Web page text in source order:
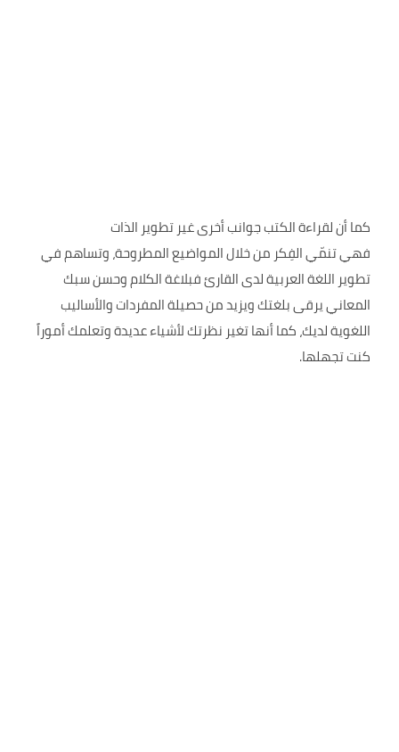
كما أن لقراءة الكتب جوانب أخرى غير تطوير الذات
فهي تنمّي الفِكر من خلال المواضيع المطروحة، وتساهم في
تطوير اللغة العربية لدى القارئ فبلاغة الكلام وحسن سبك
المعاني يرقى بلغتك ويزيد من حصيلة المفردات والأساليب
اللغوية لديك، كما أنها تغير نظرتك لأشياء عديدة وتعلمك أموراً
كنت تجهلها.